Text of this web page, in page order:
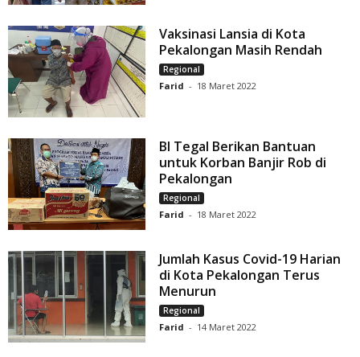
Vaksinasi Lansia di Kota
Pekalongan Masih Rendah
Regional
Farid - 18 Maret 2022
BI Tegal Berikan Bantuan
untuk Korban Banjir Rob di
Pekalongan
Regional
Farid - 18 Maret 2022
Jumlah Kasus Covid-19 Harian
di Kota Pekalongan Terus
Menurun
Regional
Farid - 14 Maret 2022